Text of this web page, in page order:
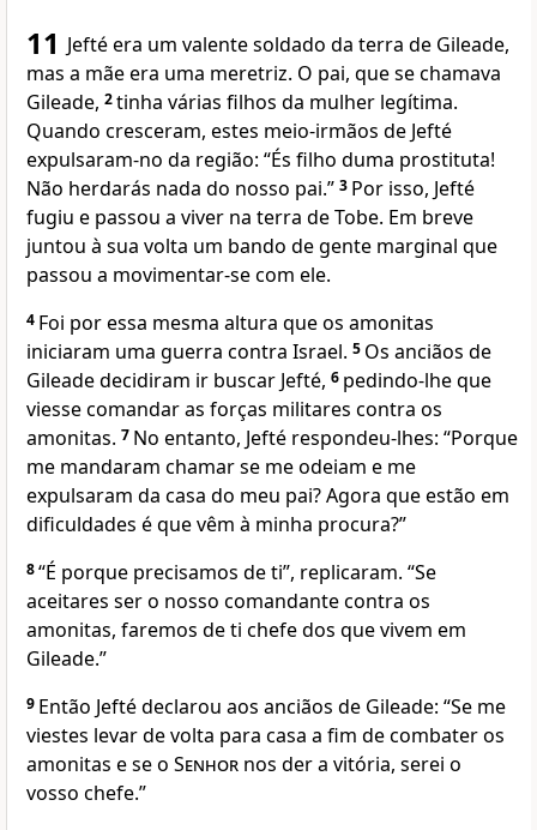
11 Jefté era um valente soldado da terra de Gileade,
mas a mãe era uma meretriz. O pai, que se chamava
Gileade, 2tinha várias filhos da mulher legítima.
Quando cresceram, estes meio-irmãos de Jefté
expulsaram-no da região: “És filho duma prostituta!
Não herdarás nada do nosso pai.” 3 Por isso, Jefté
fugiu e passou a viver na terra de Tobe. Em breve
juntou à sua volta um bando de gente marginal que
passou a movimentar-se com ele.
4 Foi por essa mesma altura que os amonitas
iniciaram uma guerra contra Israel. 5 Os anciãos de
Gileade decidiram ir buscar Jefté, 6 pedindo-lhe que
viesse comandar as forças militares contra os
amonitas. 7 No entanto, Jefté respondeu-lhes: “Porque
me mandaram chamar se me odeiam e me
expulsaram da casa do meu pai? Agora que estão em
dificuldades é que vêm à minha procura?”
8“É porque precisamos de ti”, replicaram. “Se
aceitares ser o nosso comandante contra os
amonitas, faremos de ti chefe dos que vivem em
Gileade.”
9 Então Jefté declarou aos anciãos de Gileade: “Se me
viestes levar de volta para casa a fim de combater os
amonitas e se o Senhor nos der a vitória, serei o
vosso chefe.”